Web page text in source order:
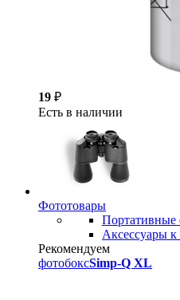
19 ₽
Есть в наличии
Фототовары
Портативные
Аксессуары
Рекомендуем
фотобоксSimp-Q XL